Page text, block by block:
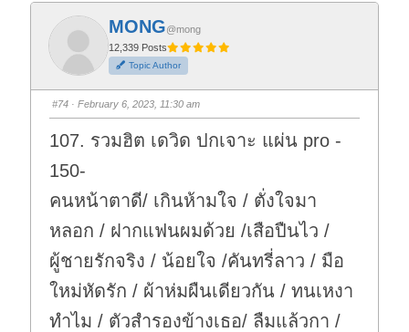
k
f
t
h
m
d
o
n
.
k
o
r
t
h
u
m
u
p
MONG@mong
12,339 Posts
Topic Author
#74 · February 6, 2023, 11:30 am
107. รวมฮิต เดวิด ปกเจาะ แผ่น pro -
150-
คนหน้าตาดี/ เกินห้ามใจ / ตั่งใจมา
หลอก / ฝากแฟนผมด้วย /เสือปืนไว /
ผู้ชายรักจริง / น้อยใจ /คันทรี่ลาว / มือ
ใหม่หัดรัก / ผ้าห่มผืนเดียวกัน / ทนเหงา
ทำไม / ตัวสำรองข้างเธอ/ ลืมแล้วกา /